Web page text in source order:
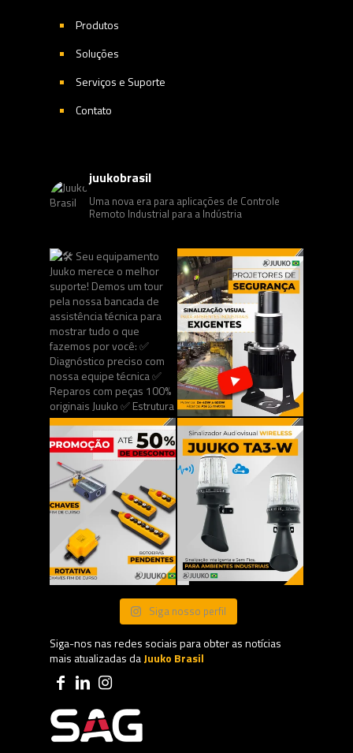
Produtos
Soluções
Serviços e Suporte
Contato
juukobrasil
Uma nova era para aplicações de Controle
Remoto Industrial para a Indústria
Siga nosso perfil
Siga-nos nas redes sociais para obter as notícias
mais atualizadas daJuuko Brasil